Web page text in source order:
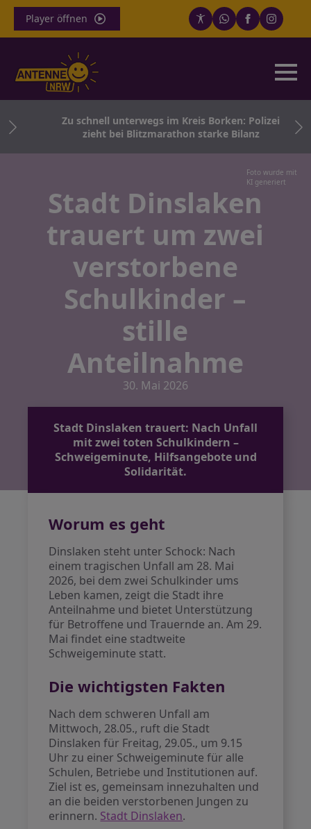
Player öffnen
Zu schnell unterwegs im Kreis Borken: Polizei
zieht bei Blitzmarathon starke Bilanz
Foto wurde mit
KI generiert
Stadt Dinslaken
trauert um zwei
verstorbene
Schulkinder –
stille
Anteilnahme
30. Mai 2026
Stadt Dinslaken trauert: Nach Unfall
mit zwei toten Schulkindern –
Schweigeminute, Hilfsangebote und
Solidarität.
Worum es geht
Dinslaken steht unter Schock: Nach
einem tragischen Unfall am 28. Mai
2026, bei dem zwei Schulkinder ums
Leben kamen, zeigt die Stadt ihre
Anteilnahme und bietet Unterstützung
für Betroffene und Trauernde an. Am 29.
Mai findet eine stadtweite
Schweigeminute statt.
Die wichtigsten Fakten
Nach dem schweren Unfall am
Mittwoch, 28.05., ruft die Stadt
Dinslaken für Freitag, 29.05., um 9.15
Uhr zu einer Schweigeminute für alle
Schulen, Betriebe und Institutionen auf.
Ziel ist es, gemeinsam innezuhalten und
an die beiden verstorbenen Jungen zu
erinnern. Stadt Dinslaken.